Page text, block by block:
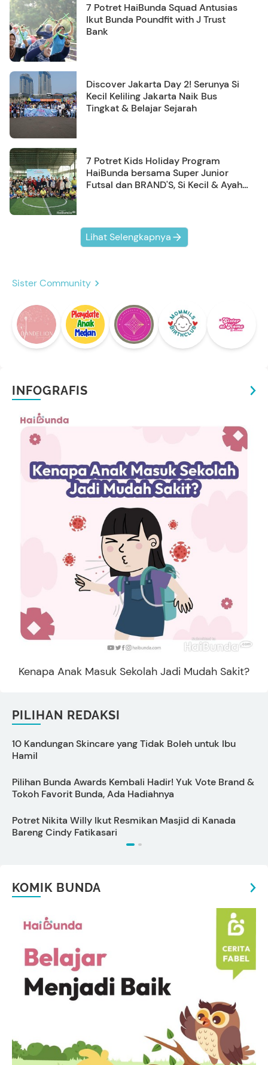
7 Potret HaiBunda Squad Antusias
Ikut Bunda Poundfit with J Trust
Bank
Discover Jakarta Day 2! Serunya Si
Kecil Keliling Jakarta Naik Bus
Tingkat & Belajar Sejarah
7 Potret Kids Holiday Program
HaiBunda bersama Super Junior
Futsal dan BRAND'S, Si Kecil & Ayah
Lihat Selengkapnya
Sister Community
INFOGRAFIS
Kenapa Anak Masuk Sekolah Jadi Mudah Sakit?
PILIHAN REDAKSI
10 Kandungan Skincare yang Tidak Boleh untuk Ibu
Hamil
Pilihan Bunda Awards Kembali Hadir! Yuk Vote Brand &
Tokoh Favorit Bunda, Ada Hadiahnya
Potret Nikita Willy Ikut Resmikan Masjid di Kanada
Bareng Cindy Fatikasari
KOMIK BUNDA